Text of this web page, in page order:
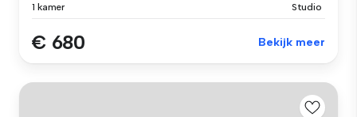
1 kamer Studio
€ 680 Bekijk meer